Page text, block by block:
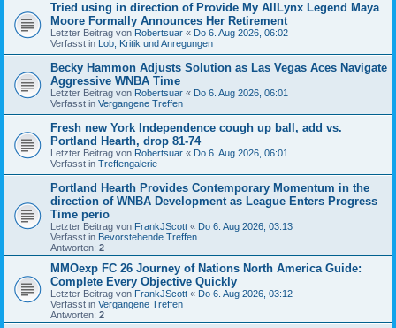
Tried using in direction of Provide My AllLynx Legend Maya
Moore Formally Announces Her Retirement
Letzter Beitrag von Robertsuar « Do 6. Aug 2026, 06:02
Verfasst in
Lob, Kritik und Anregungen
Becky Hammon Adjusts Solution as Las Vegas Aces Navigate
Aggressive WNBA Time
Letzter Beitrag von Robertsuar « Do 6. Aug 2026, 06:01
Verfasst in Vergangene Treffen
Fresh new York Independence cough up ball, add vs.
Portland Hearth, drop 81-74
Letzter Beitrag von Robertsuar « Do 6. Aug 2026, 06:01
Verfasst in Treffengalerie
Portland Hearth Provides Contemporary Momentum in the
direction of WNBA Development as League Enters Progress
Time perio
Letzter Beitrag von FrankJScott « Do 6. Aug 2026, 03:13
Verfasst in Bevorstehende Treffen
Antworten: 2
MMOexp FC 26 Journey of Nations North America Guide:
Complete Every Objective Quickly
Letzter Beitrag von FrankJScott « Do 6. Aug 2026, 03:12
Verfasst in Vergangene Treffen
Antworten: 2